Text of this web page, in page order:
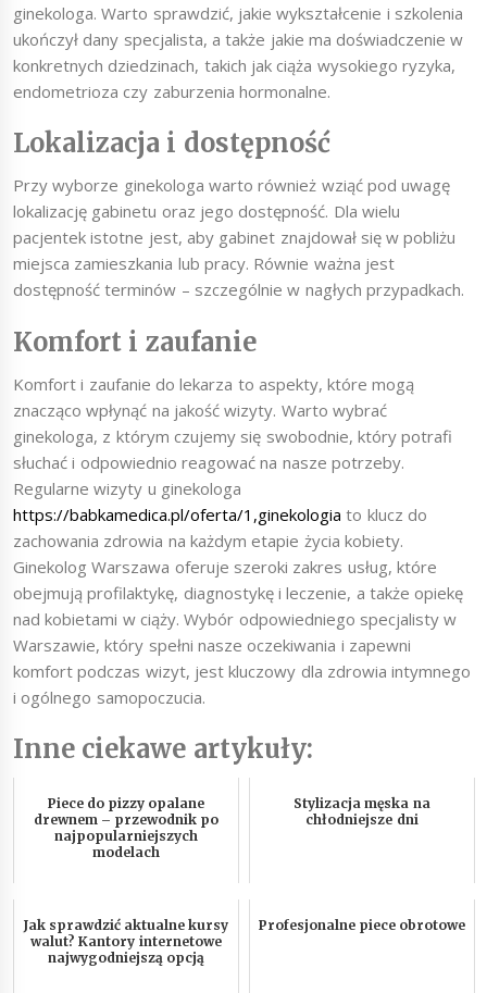
ginekologa. Warto sprawdzić, jakie wykształcenie i szkolenia
ukończył dany specjalista, a także jakie ma doświadczenie w
konkretnych dziedzinach, takich jak ciąża wysokiego ryzyka,
endometrioza czy zaburzenia hormonalne.
Lokalizacja i dostępność
Przy wyborze ginekologa warto również wziąć pod uwagę
lokalizację gabinetu oraz jego dostępność. Dla wielu
pacjentek istotne jest, aby gabinet znajdował się w pobliżu
miejsca zamieszkania lub pracy. Równie ważna jest
dostępność terminów – szczególnie w nagłych przypadkach.
Komfort i zaufanie
Komfort i zaufanie do lekarza to aspekty, które mogą
znacząco wpłynąć na jakość wizyty. Warto wybrać
ginekologa, z którym czujemy się swobodnie, który potrafi
słuchać i odpowiednio reagować na nasze potrzeby.
Regularne wizyty u ginekologa
https://babkamedica.pl/oferta/1,ginekologia to klucz do
zachowania zdrowia na każdym etapie życia kobiety.
Ginekolog Warszawa oferuje szeroki zakres usług, które
obejmują profilaktykę, diagnostykę i leczenie, a także opiekę
nad kobietami w ciąży. Wybór odpowiedniego specjalisty w
Warszawie, który spełni nasze oczekiwania i zapewni
komfort podczas wizyt, jest kluczowy dla zdrowia intymnego
i ogólnego samopoczucia.
Inne ciekawe artykuły:
Piece do pizzy opalane
drewnem – przewodnik po
najpopularniejszych
modelach
Stylizacja męska na
chłodniejsze dni
Jak sprawdzić aktualne kursy
walut? Kantory internetowe
najwygodniejszą opcją
Profesjonalne piece obrotowe